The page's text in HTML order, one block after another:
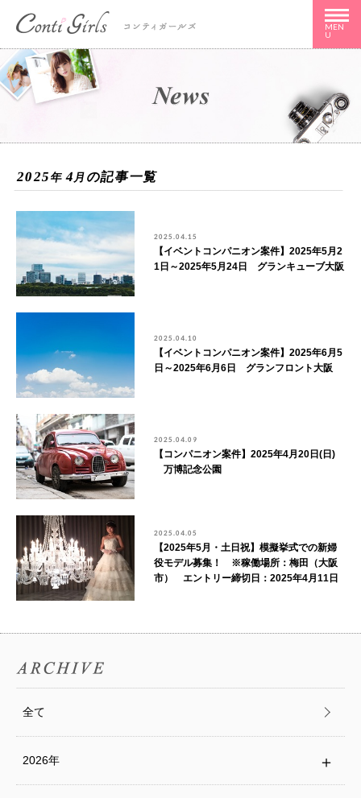
MEN
U
2025年 4月の記事一覧
2025.04.15
【イベントコンパニオン案件】2025年5月2
1日～2025年5月24日 グランキューブ大阪
2025.04.10
【イベントコンパニオン案件】2025年6月5
日～2025年6月6日 グランフロント大阪
2025.04.09
【コンパニオン案件】2025年4月20日(日)
万博記念公園
2025.04.05
【2025年5月・土日祝】模擬挙式での新婦
役モデル募集！ ※稼働場所：梅田（大阪
市） エントリー締切日：2025年4月11日
全て
2026年